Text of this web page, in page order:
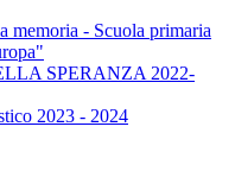
memoria - Scuola primaria
SPERANZA 2022-
2023 - 2024